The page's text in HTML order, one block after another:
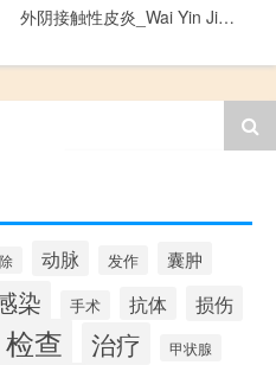
外阴接触性皮炎_Wai Yin Jie Chu Xing Pi Yan
动脉 发作 囊肿
染 手术 抗体 损伤
检查 治疗 甲状腺